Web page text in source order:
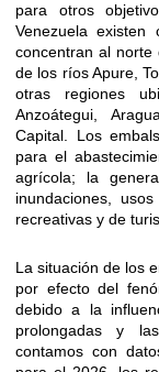
para otros
Venezuela
concentran al norte
de los ríos Apure,
otras regiones
Anzoátegui,
Capital. Los
para el
agrícola; la
inundaciones,
recreativas y de
La situación de los
por efecto del
debido a la
prolongadas y
contamos con